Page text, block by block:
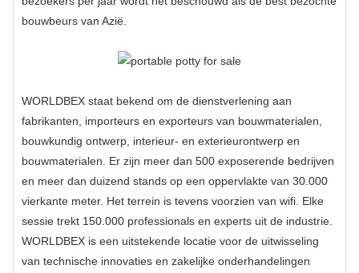
bouwbeurs van Azië.
WORLDBEX staat bekend om de dienstverlening aan
fabrikanten, importeurs en exporteurs van bouwmaterialen,
bouwkundig ontwerp, interieur- en exterieurontwerp en
bouwmaterialen. Er zijn meer dan 500 exposerende bedrijven
en meer dan duizend stands op een oppervlakte van 30.000
vierkante meter. Het terrein is tevens voorzien van wifi. Elke
sessie trekt 150.000 professionals en experts uit de industrie.
WORLDBEX is een uitstekende locatie voor de uitwisseling
van technische innovaties en zakelijke onderhandelingen